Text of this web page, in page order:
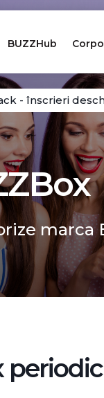
BUZZHub
- înscrieri
marca